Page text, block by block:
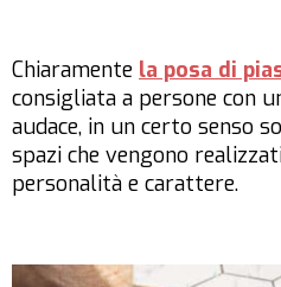
Chiaramente la posa di
consigliata a persone con
audace, in un certo senso
spazi che vengono
personalità e carattere.